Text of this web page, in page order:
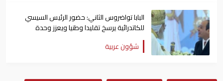
البابا تواضروس الثاني: حضور الرئيس السيسي
للكاتدرائية يرسخ تقليدا وطنيا ويعزز وحدة
المصريين
شؤون عربية